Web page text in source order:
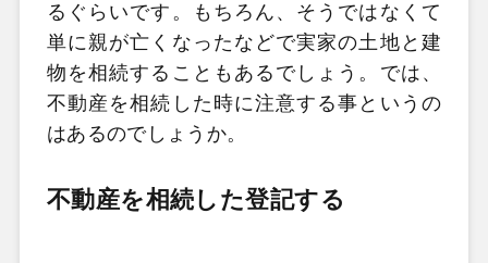
るぐらいです。もちろん、そうではなくて
単に親が亡くなったなどで実家の土地と建
物を相続することもあるでしょう。では、
不動産を相続した時に注意する事というの
はあるのでしょうか。
不動産を相続した登記する